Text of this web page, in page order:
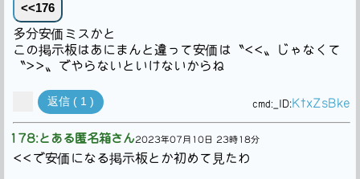
<<176
多分安価ミスかと
この掲示板はあにまんと違って安価は〝<<〟じゃなくて
〝>>〟でやらないといけないからね
返信 ( 1 ) cmd: _ID:KtxZsBke
178:とある匿名箱さん2023年07月10日 23時18分
<<で安価になる掲示板とか初めて見たわ